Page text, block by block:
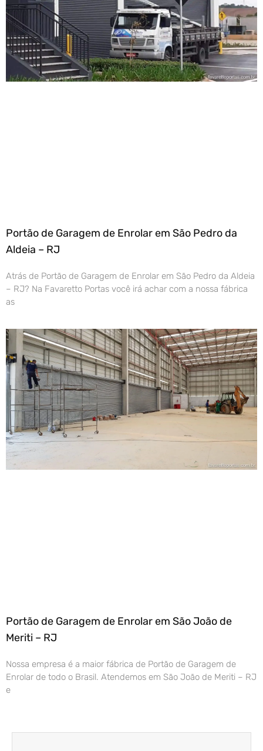
Portão de Garagem de Enrolar em São Pedro da
Aldeia – RJ
Atrás de Portão de Garagem de Enrolar em São Pedro da Aldeia
– RJ? Na Favaretto Portas você irá achar com a nossa fábrica
as
Portão de Garagem de Enrolar em São João de
Meriti – RJ
Nossa empresa é a maior fábrica de Portão de Garagem de
Enrolar de todo o Brasil. Atendemos em São João de Meriti – RJ
e